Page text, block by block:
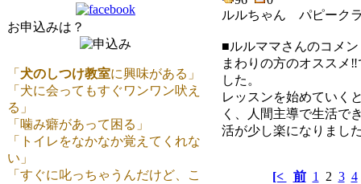
お申込みは？
「 犬のしつけ教室に興味がある」
「犬に会ってもすぐワンワン吠え
る」
「噛み癖があって困る」
「トイレをなかなか覚えてくれな
い」
「すぐに叱っちゃうんだけど、こ
ルルちゃん パピーク
■ルルママさんのコメ
まわりの方のオススメ
した。
レッスンを始めていく
く、人間主導で生活で
活が少し楽になりまし
[< 前 1 2 3 4